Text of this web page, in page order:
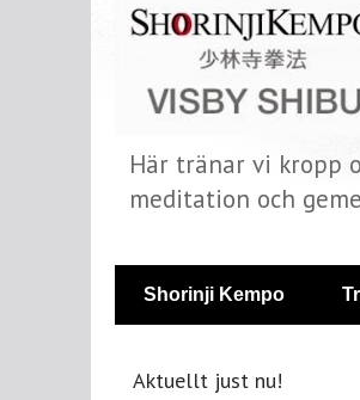
Här tränar vi kropp
meditation och
Shorinji Kempo
Aktuellt just nu!